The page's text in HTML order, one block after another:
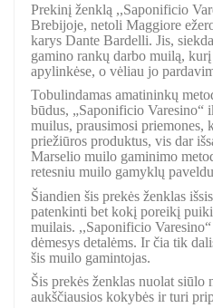
Prekinį ženklą ,,Saponificio
Brebijoje, netoli Maggiore
karys Dante Bardelli. Jis,
gamino rankų darbo muilą,
apylinkėse, o vėliau jo
Tobulindamas amatininkų
būdus, „Saponificio Varesino“
muilus, prausimosi priemones,
priežiūros produktus, vis dar
Marselio muilo gaminimo
retesniu muilo gamyklų
Šiandien šis prekės ženklas
patenkinti bet kokį poreikį
muilais. ,,Saponificio
dėmesys detalėms. Ir čia tik
šis muilo gamintojas.
Šis prekės ženklas nuolat siūlo
aukščiausios kokybės ir turi